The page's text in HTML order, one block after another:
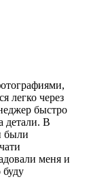
легко через
быстро
детали. В
были
меня и
буду